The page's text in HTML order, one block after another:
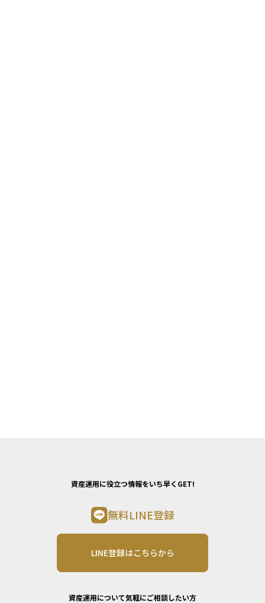
資産運用に役立つ情報をいち早くGET!
無料LINE登録
LINE登録はこちらから
資産運用について気軽にご相談したい方